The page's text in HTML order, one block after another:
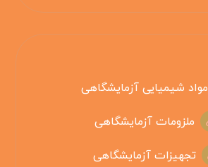
مواد شیمیایی آزمایشگاهی
ملزومات آزمایشگاهی
تجهیزات آزمایشگاهی